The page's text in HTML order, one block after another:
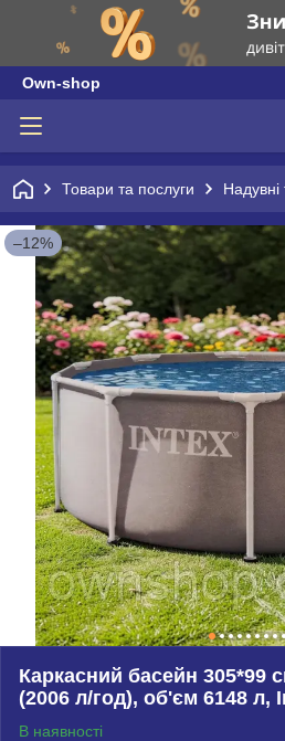
Own-shop
Товари та послуги Надувні
–12%
Каркасний басейн 305*99
(2006 л/год), об'єм 6148 л,
В наявності